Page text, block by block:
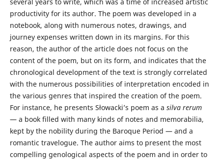
productivity for its author. The poem was developed in a
notebook, along with numerous notes, drawings, and
journey expenses written down in its margins. For this
reason, the author of the article does not focus on the
content of the poem, but on its form, and indicates that the
chronological development of the text is strongly correlated
with the numerous possibilities of interpretation encoded in
the various genres that inspired the creation of the poem.
For instance, he presents Słowacki’s poem as a silva rerum
— a book filled with many kinds of notes and memorabilia,
kept by the nobility during the Baroque Period — and a
romantic travelogue. The author aims to present the most
compelling genological aspects of the poem and in order to